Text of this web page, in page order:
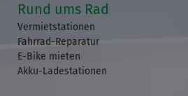
Rund ums Rad
Vermietstationen
Fahrrad-Reparatur
E-Bike mieten
Akku-Ladestationen